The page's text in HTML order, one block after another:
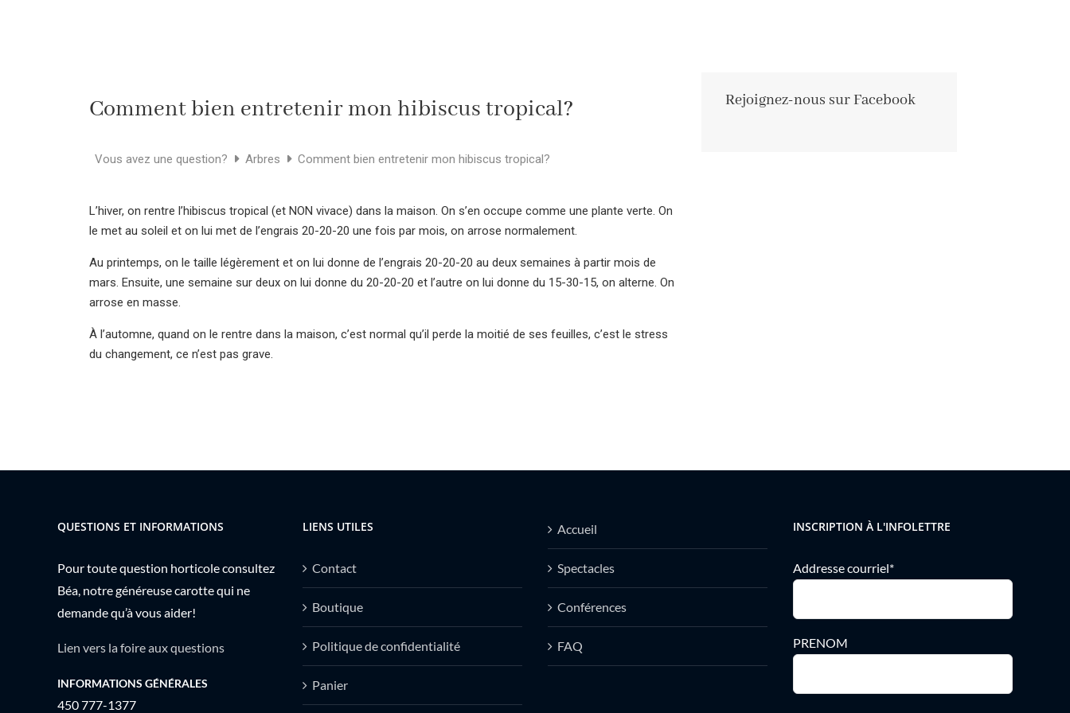
Comment bien entretenir mon hibiscus tropical?
Vous avez une question? Arbres Comment bien entretenir mon hibiscus tropical?
L’hiver, on rentre l’hibiscus tropical (et NON vivace) dans la maison. On s’en occupe comme une plante verte. On
le met au soleil et on lui met de l’engrais 20-20-20 une fois par mois, on arrose normalement.
Au printemps, on le taille légèrement et on lui donne de l’engrais 20-20-20 au deux semaines à partir mois de
mars. Ensuite, une semaine sur deux on lui donne du 20-20-20 et l’autre on lui donne du 15-30-15, on alterne. On
arrose en masse.
À l’automne, quand on le rentre dans la maison, c’est normal qu’il perde la moitié de ses feuilles, c’est le stress
du changement, ce n’est pas grave.
Rejoignez-nous sur Facebook
QUESTIONS ET INFORMATIONS
Pour toute question horticole consultez
Béa, notre généreuse carotte qui ne
demande qu’à vous aider!
Lien vers la foire aux questions
INFORMATIONS GÉNÉRALES
450 777-1377
LIENS UTILES
Contact
Boutique
Politique de confidentialité
Panier
Accueil
Spectacles
Conférences
FAQ
INSCRIPTION À L'INFOLETTRE
Addresse courriel*
PRENOM